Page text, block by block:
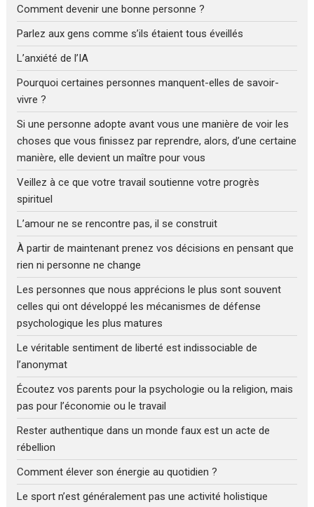
Comment devenir une bonne personne ?
Parlez aux gens comme s’ils étaient tous éveillés
L’anxiété de l’IA
Pourquoi certaines personnes manquent-elles de savoir-
vivre ?
Si une personne adopte avant vous une manière de voir les
choses que vous finissez par reprendre, alors, d’une certaine
manière, elle devient un maître pour vous
Veillez à ce que votre travail soutienne votre progrès
spirituel
L’amour ne se rencontre pas, il se construit
À partir de maintenant prenez vos décisions en pensant que
rien ni personne ne change
Les personnes que nous apprécions le plus sont souvent
celles qui ont développé les mécanismes de défense
psychologique les plus matures
Le véritable sentiment de liberté est indissociable de
l’anonymat
Écoutez vos parents pour la psychologie ou la religion, mais
pas pour l’économie ou le travail
Rester authentique dans un monde faux est un acte de
rébellion
Comment élever son énergie au quotidien ?
Le sport n’est généralement pas une activité holistique